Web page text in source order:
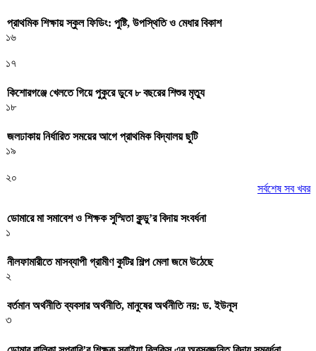
প্রাথমিক শিক্ষায় স্কুল ফিডিং: পুষ্টি, উপস্থিতি ও মেধার বিকাশ
১৬
১৭
কিশোরগঞ্জে খেলতে গিয়ে পুকুরে ডুবে ৮ বছরের শিশুর মৃত্যু
১৮
জলঢাকায় নির্ধারিত সময়ের আগে প্রাথমিক বিদ্যালয় ছুটি
১৯
২০
সর্বশেষ সব খবর
ডোমারে মা সমাবেশ ও শিক্ষক সুস্মিতা কুন্ডু’র বিদায় সংবর্ধনা
১
নীলফামারীতে মাসব্যাপী গ্রামীণ কুটির শিল্প মেলা জমে উঠেছে
২
বর্তমান অর্থনীতি ব্যবসার অর্থনীতি, মানুষের অর্থনীতি নয়: ড. ইউনূস
৩